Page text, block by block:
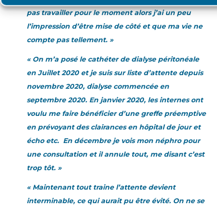
pas travailler pour le moment alors j’ai un peu
l’impression d’être mise de côté et que ma vie ne
compte pas tellement. »
« On m’a posé le cathéter de dialyse péritonéale
en Juillet 2020 et je suis sur liste d’attente depuis
novembre 2020, dialyse commencée en
septembre 2020. En janvier 2020, les internes ont
voulu me faire bénéficier d’une greffe préemptive
en prévoyant des clairances en hôpital de jour et
écho etc. En décembre je vois mon néphro pour
une consultation et il annule tout, me disant c’est
trop tôt. »
« Maintenant tout traine l’attente devient
interminable, ce qui aurait pu être évité. On ne se